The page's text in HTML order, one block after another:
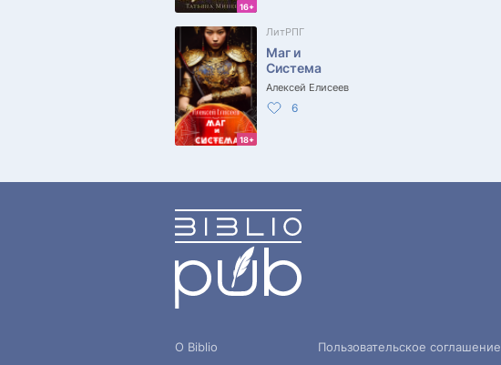
16+
18+
ЛитРПГ
Маг и
Система
Алексей Елисеев
6
О Biblio
Пользовательское соглашение